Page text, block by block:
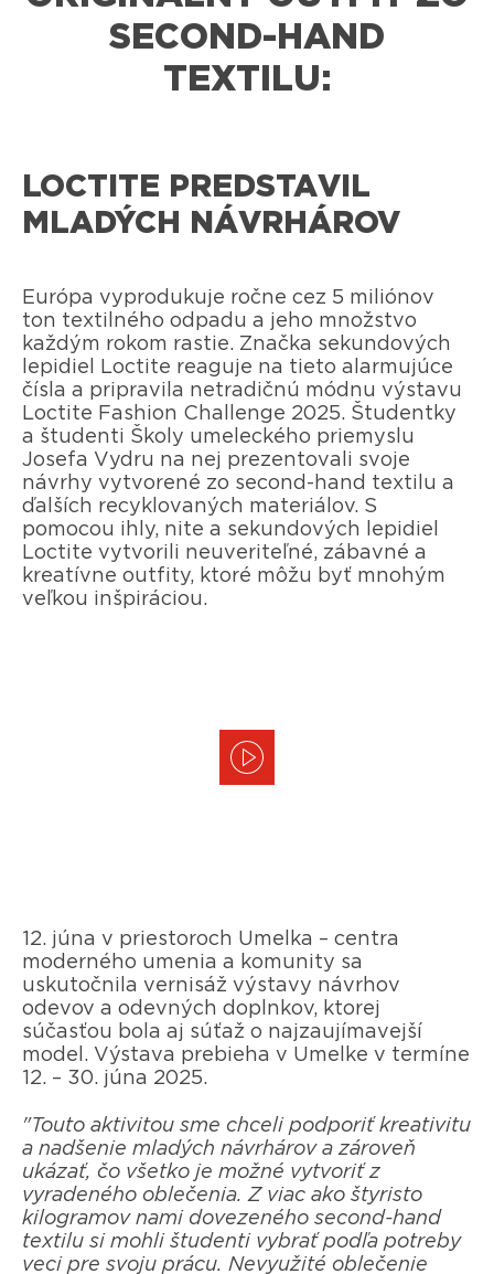
SECOND-HAND
TEXTILU:
LOCTITE PREDSTAVIL
MLADÝCH NÁVRHÁROV
Európa vyprodukuje ročne cez 5 miliónov
ton textilného odpadu a jeho množstvo
každým rokom rastie. Značka sekundových
lepidiel Loctite reaguje na tieto alarmujúce
čísla a pripravila netradičnú módnu výstavu
Loctite Fashion Challenge 2025. Študentky
a študenti Školy umeleckého priemyslu
Josefa Vydru na nej prezentovali svoje
návrhy vytvorené zo second-hand textilu a
ďalších recyklovaných materiálov. S
pomocou ihly, nite a sekundových lepidiel
Loctite vytvorili neuveriteľné, zábavné a
kreatívne outfity, ktoré môžu byť mnohým
veľkou inšpiráciou.
12. júna v priestoroch Umelka – centra
moderného umenia a komunity sa
uskutočnila vernisáž výstavy návrhov
odevov a odevných doplnkov, ktorej
súčasťou bola aj súťaž o najzaujímavejší
model. Výstava prebieha v Umelke v termíne
12. – 30. júna 2025.
"Touto aktivitou sme chceli podporiť kreativitu
a nadšenie mladých návrhárov a zároveň
ukázať, čo všetko je možné vytvoriť z
vyradeného oblečenia. Z viac ako štyristo
kilogramov nami dovezeného second-hand
textilu si mohli študenti vybrať podľa potreby
veci pre svoju prácu. Nevyužité oblečenie